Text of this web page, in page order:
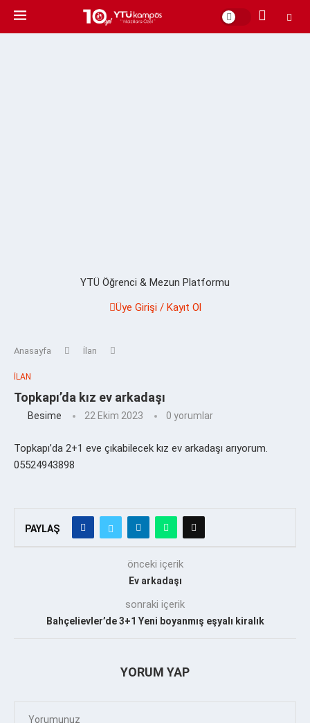
YTÜ Öğrenci & Mezun Platformu
Üye Girişi / Kayıt Ol
Anasayfa İlan
İLAN
Topkapı’da kız ev arkadaşı
Besime 22 Ekim 2023 0 yorumlar
Topkapı’da 2+1 eve çıkabilecek kız ev arkadaşı arıyorum.
05524943898
PAYLAŞ
önceki içerik
Ev arkadaşı
sonraki içerik
Bahçelievler’de 3+1 Yeni boyanmış eşyalı kiralık
YORUM YAP